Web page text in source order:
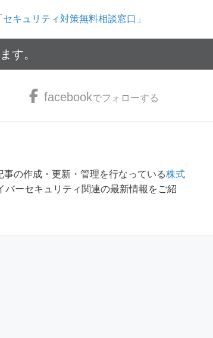
キュリティ対策無料相談窓口」
す。
facebookでフォローする
の作成・更新・管理を行なっている株式
バーセキュリティ関連の最新情報をご紹